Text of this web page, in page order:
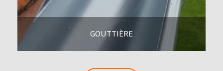
GOUTTIÈRE